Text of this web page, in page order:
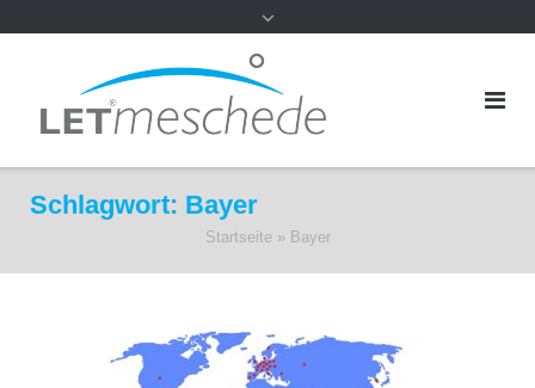
Schlagwort: Bayer
Startseite» Bayer